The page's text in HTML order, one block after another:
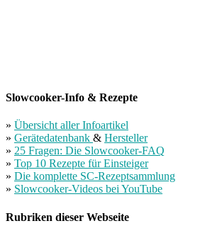
Slowcooker-Info & Rezepte
» Übersicht aller Infoartikel
» Gerätedatenbank & Hersteller
» 25 Fragen: Die Slowcooker-FAQ
» Top 10 Rezepte für Einsteiger
» Die komplette SC-Rezeptsammlung
» Slowcooker-Videos bei YouTube
Rubriken dieser Webseite